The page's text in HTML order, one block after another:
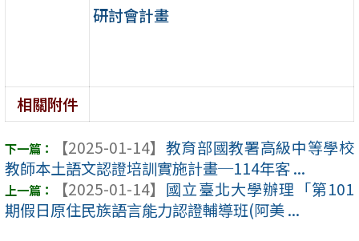
研討會計畫
相關附件
【2025-01-14】 教育部國教署高級中等學校
教師本土語文認證培訓實施計畫─114年客 ...
【2025-01-14】 國立臺北大學辦理「第101
期假日原住民族語言能力認證輔導班(阿美 ...